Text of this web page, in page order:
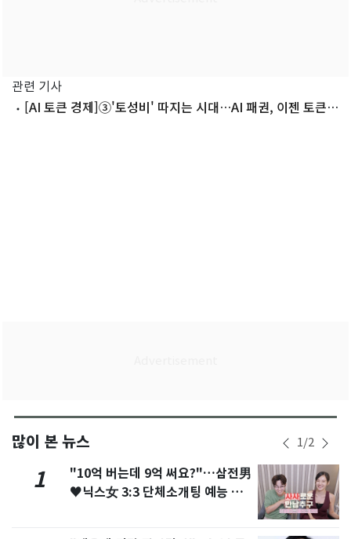
관련 기사
[AI 토큰 경제]③'토성비' 따지는 시대…AI 패권, 이젠 토큰경
많이 본 뉴스 1/2
1
"10억 버는데 9억 써요?"…삼전男
♥닉스女 3:3 단체소개팅 예능 화